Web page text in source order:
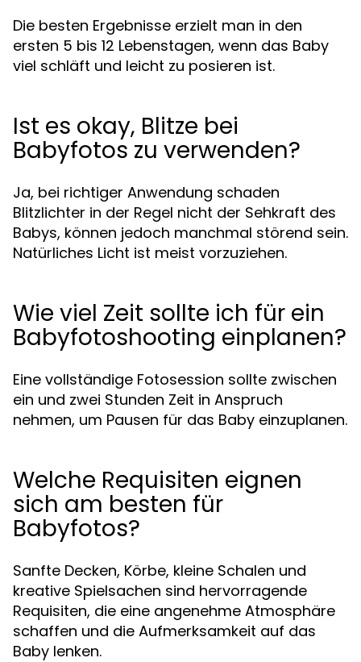
Die besten Ergebnisse erzielt man in den
ersten 5 bis 12 Lebenstagen, wenn das Baby
viel schläft und leicht zu posieren ist.
Ist es okay, Blitze bei
Babyfotos zu verwenden?
Ja, bei richtiger Anwendung schaden
Blitzlichter in der Regel nicht der Sehkraft des
Babys, können jedoch manchmal störend sein.
Natürliches Licht ist meist vorzuziehen.
Wie viel Zeit sollte ich für ein
Babyfotoshooting einplanen?
Eine vollständige Fotosession sollte zwischen
ein und zwei Stunden Zeit in Anspruch
nehmen, um Pausen für das Baby einzuplanen.
Welche Requisiten eignen
sich am besten für
Babyfotos?
Sanfte Decken, Körbe, kleine Schalen und
kreative Spielsachen sind hervorragende
Requisiten, die eine angenehme Atmosphäre
schaffen und die Aufmerksamkeit auf das
Baby lenken.